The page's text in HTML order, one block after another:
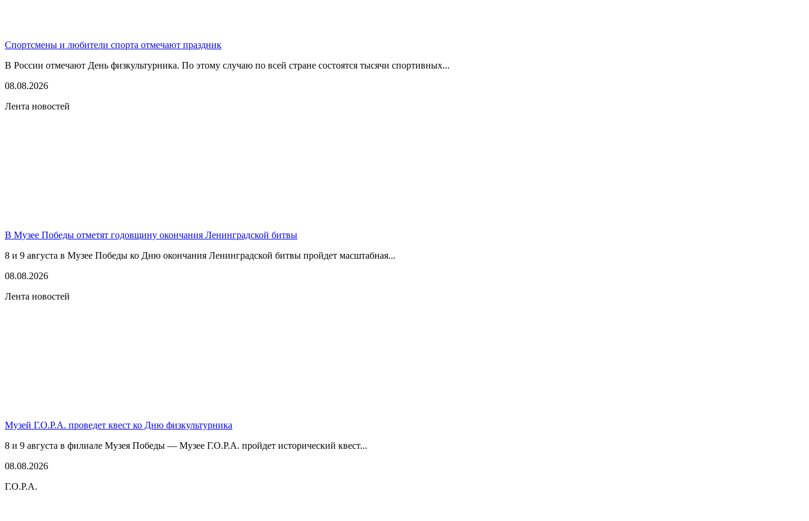
Спортсмены и любители спорта отмечают праздник
В России отмечают День физкультурника. По этому случаю по всей стране состоятся тысячи спортивных...
08.08.2026
Лента новостей
В Музее Победы отметят годовщину окончания Ленинградской битвы
8 и 9 августа в Музее Победы ко Дню окончания Ленинградской битвы пройдет масштабная...
08.08.2026
Лента новостей
Музей Г.О.Р.А. проведет квест ко Дню физкультурника
8 и 9 августа в филиале Музея Победы — Музее Г.О.Р.А. пройдет исторический квест...
08.08.2026
Г.О.Р.А.